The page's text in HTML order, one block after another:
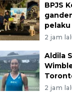
BPJS
pelaku
2 jam
Aldila
2 jam